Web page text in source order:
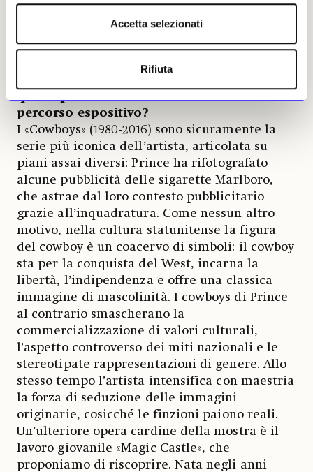
Accetta selezionati
Rifiuta
nasce la tensione tipica dell’approccio di
Prince.
percorso espositivo?
I «Cowboys» (1980-2016) sono sicuramente la
serie più iconica dell’artista, articolata su
piani assai diversi: Prince ha rifotografato
alcune pubblicità delle sigarette Marlboro,
che astrae dal loro contesto pubblicitario
grazie all’inquadratura. Come nessun altro
motivo, nella cultura statunitense la figura
del cowboy è un coacervo di simboli: il cowboy
sta per la conquista del West, incarna la
libertà, l’indipendenza e offre una classica
immagine di mascolinità. I cowboys di Prince
al contrario smascherano la
commercializzazione di valori culturali,
l’aspetto controverso dei miti nazionali e le
stereotipate rappresentazioni di genere. Allo
stesso tempo l’artista intensifica con maestria
la forza di seduzione delle immagini
originarie, cosicché le finzioni paiono reali.
Un’ulteriore opera cardine della mostra è il
lavoro giovanile «Magic Castle», che
proponiamo di riscoprire. Nata negli anni